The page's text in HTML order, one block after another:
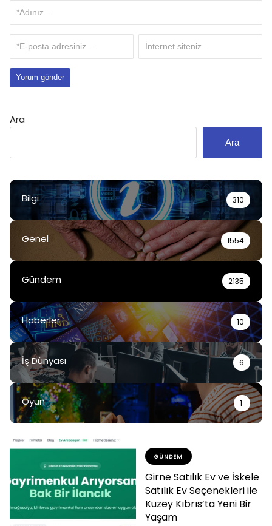
Ara
Ara
Bilgi 310
Genel 1554
Gündem 2135
Haberler 10
İş Dünyası 6
Oyun 1
GÜNDEM
Girne Satılık Ev ve İskele
Satılık Ev Seçenekleri ile
Kuzey Kıbrıs’ta Yeni Bir
Yaşam